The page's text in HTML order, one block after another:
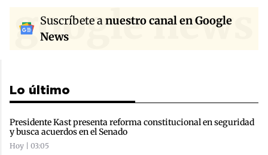
google news
Suscríbete anuestro canal en Google
News
Lo último
Presidente Kast presenta reforma constitucional en seguridad
y busca acuerdos en el Senado
Hoy | 03:05